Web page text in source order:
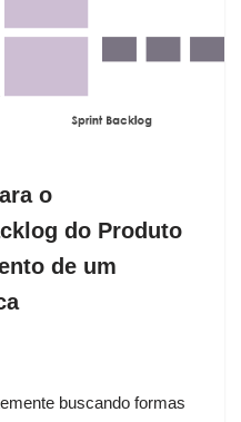
o
do Produto
de um
buscando formas